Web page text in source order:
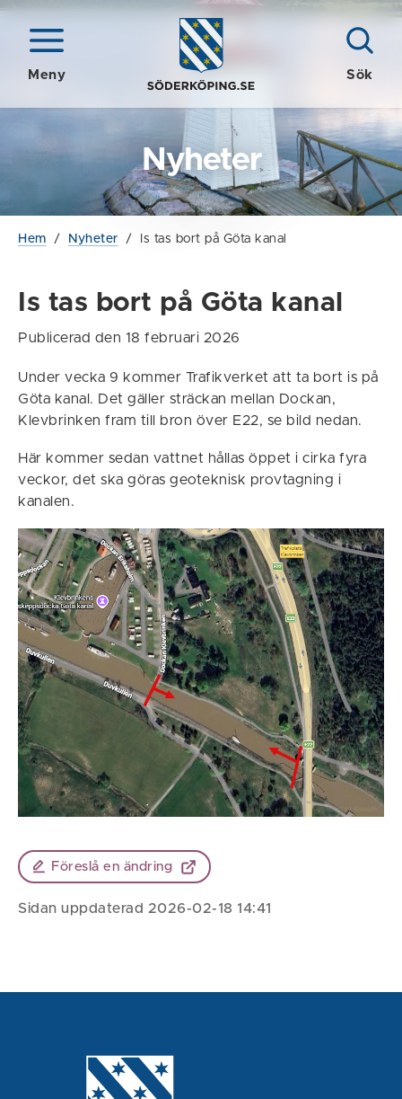
Meny Sök
Nyheter
Hem / Nyheter / Is tas bort på Göta kanal
Is tas bort på Göta kanal
Publicerad den 18 februari 2026
Under vecka 9 kommer Trafikverket att ta bort is på
Göta kanal. Det gäller sträckan mellan Dockan,
Klevbrinken fram till bron över E22, se bild nedan.
Här kommer sedan vattnet hållas öppet i cirka fyra
veckor, det ska göras geoteknisk provtagning i
kanalen.
Föreslå en ändring
Sidan uppdaterad 2026-02-18 14:41